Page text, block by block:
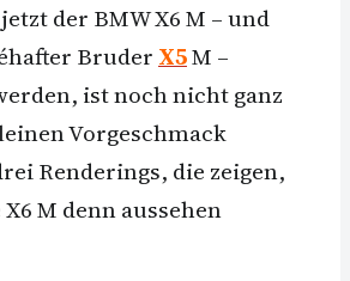
der BMW X6 M – und
Bruder X5M –
ist noch nicht ganz
Vorgeschmack
Renderings, die zeigen,
M denn aussehen